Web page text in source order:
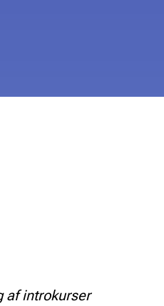
af introkurser